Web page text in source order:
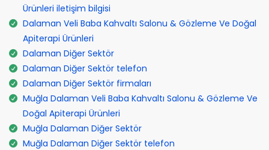
Ürünleri iletişim bilgisi
Dalaman Veli Baba Kahvaltı Salonu & Gözleme Ve Doğal
Apiterapi Ürünleri
Dalaman Diğer Sektör
Dalaman Diğer Sektör telefon
Dalaman Diğer Sektör firmaları
Muğla Dalaman Veli Baba Kahvaltı Salonu & Gözleme Ve
Doğal Apiterapi Ürünleri
Muğla Dalaman Diğer Sektör
Muğla Dalaman Diğer Sektör telefon